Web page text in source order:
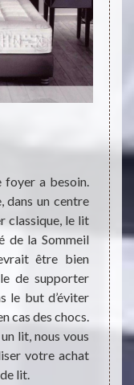
foyer a besoin.
dans un centre
classique, le lit
de la Sommeil
être bien
de supporter
le but d’éviter
cas des chocs.
lit, nous vous
votre achat
lit.
Il
par
dans
les